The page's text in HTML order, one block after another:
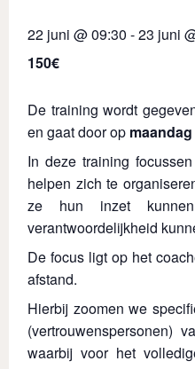
22 juni @ 09:30 -23 juni
150€
De training wordt
en gaat door op
In deze training
helpen zich te
ze hun inzet
verantwoordelijkheid
De focus ligt op het
afstand.
Hierbij zoomen we
(vertrouwenspersonen)
waarbij voor het